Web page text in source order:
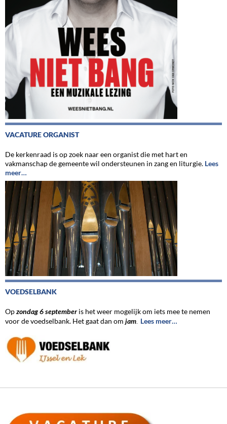
VACATURE ORGANIST
De kerkenraad is op zoek naar een organist die met hart en
vakmanschap de gemeente wil ondersteunen in zang en liturgie. Lees
meer…
VOEDSELBANK
Opzondag 6 september is het weer mogelijk om iets mee te nemen
voor de voedselbank. Het gaat dan om jam. Lees meer…